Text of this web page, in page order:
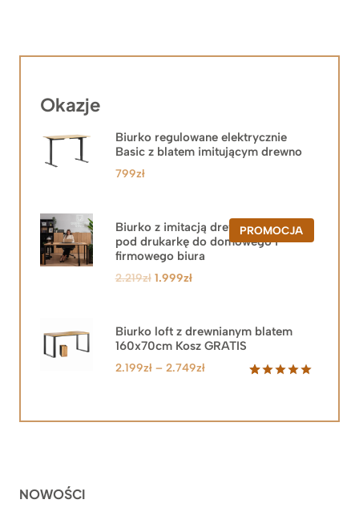
Okazje
Biurko regulowane elektrycznie
Basic z blatem imitującym drewno
799zł
PROMOCJAPRODUKT
W
Biurko z imitacją drewna z szafką
pod drukarkę do domowego i
firmowego biura
2.219zł Pierwotna
2.219zł.
1.999złAktualna
1.999zł.
Biurko loft z drewnianym blatem
160x70cm Kosz GRATIS
2.199zł – 2.749złZakres
2.199zł
NOWOŚCI